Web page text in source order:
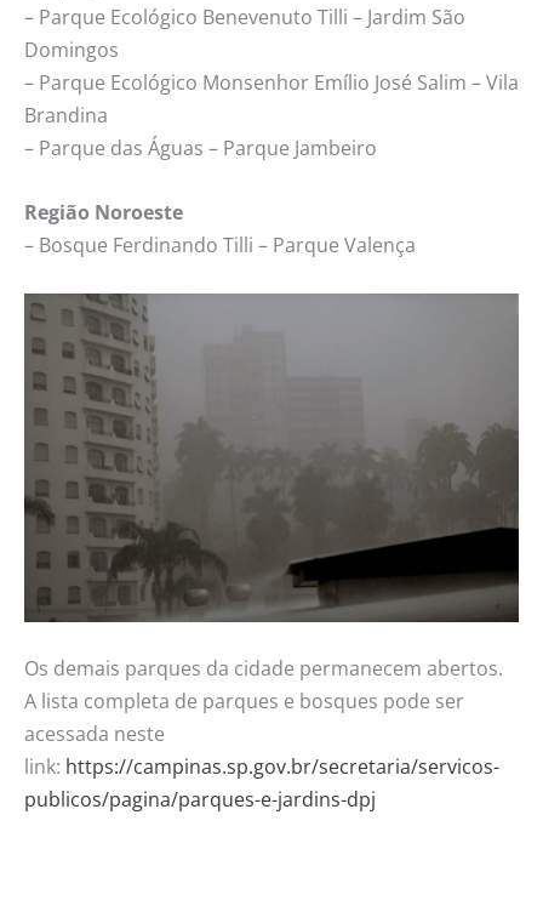
– Parque Ecológico Benevenuto Tilli – Jardim São
Domingos
– Parque Ecológico Monsenhor Emílio José Salim – Vila
Brandina
– Parque das Águas – Parque Jambeiro
Região Noroeste
– Bosque Ferdinando Tilli – Parque Valença
Os demais parques da cidade permanecem abertos.
A lista completa de parques e bosques pode ser
acessada neste
link: https://campinas.sp.gov.br/secretaria/servicos-
publicos/pagina/parques-e-jardins-dpj